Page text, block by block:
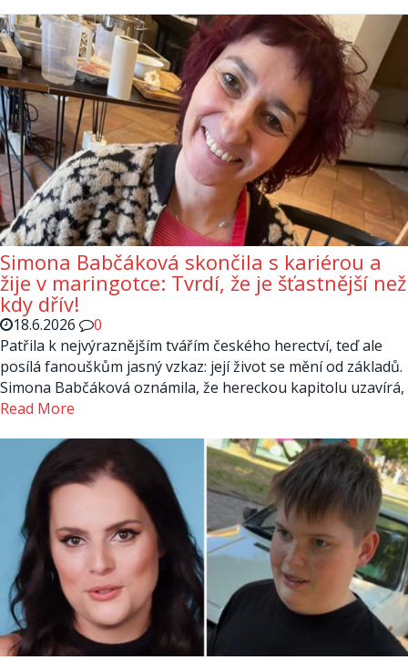
Simona Babčáková skončila s kariérou a
žije v maringotce: Tvrdí, že je šťastnější než
kdy dřív!
18.6.2026
0
Patřila k nejvýraznějším tvářím českého herectví, teď ale
posílá fanouškům jasný vzkaz: její život se mění od základů.
Simona Babčáková oznámila, že hereckou kapitolu uzavírá,
Read More